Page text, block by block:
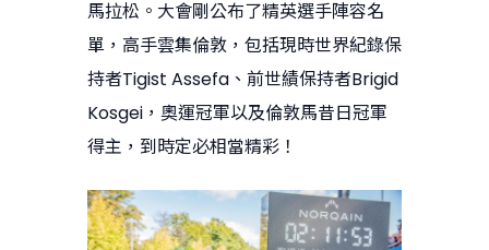
馬拉松。大會剛公布了精英選手陣容名
單，高手雲集倫敦，包括現時世界紀錄保
持者Tigist Assefa、前世績保持者Brigid
Kosgei，奧運冠軍以及倫敦馬昔日冠軍
得主，到時定必相當精彩！